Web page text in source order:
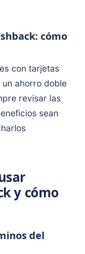
cómo
con tarjetas
ahorro doble
revisar las
sean
y cómo
del